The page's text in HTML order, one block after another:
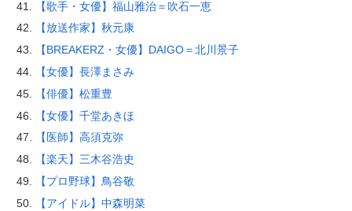
【歌手・女優】福山雅治＝吹石一恵
【放送作家】秋元康
【BREAKERZ・女優】DAIGO＝北川景子
【女優】長澤まさみ
【俳優】松重豊
【女優】千堂あきほ
【医師】高須克弥
【楽天】三木谷浩史
【プロ野球】鳥谷敬
【アイドル】中森明菜